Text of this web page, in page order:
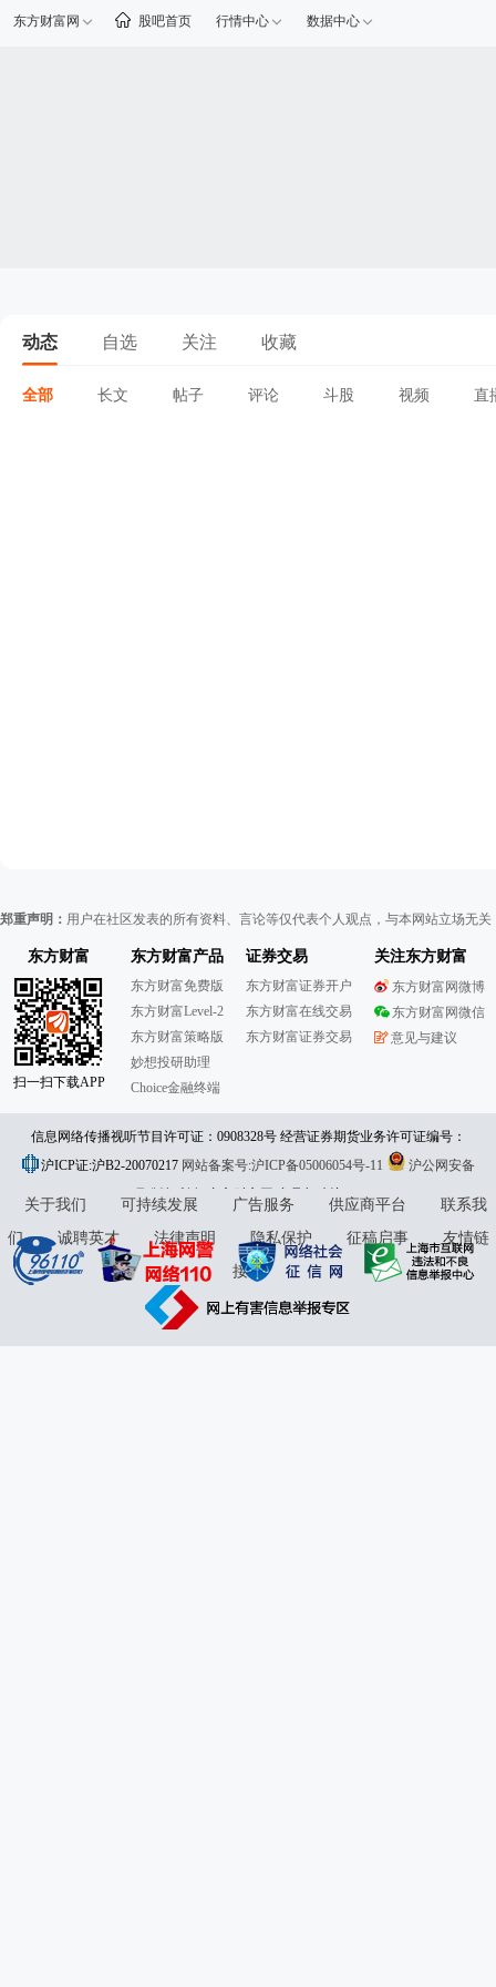
东方财富网 股吧首页 行情中心 数据中心
动态 自选 关注 收藏
全部 长文 帖子 评论 斗股 视频 直
郑重声明： 用户在社区发表的所有资料、言论等仅代表个人观点，与本网站立场无
东方财富
扫一扫下载APP
东方财富产品
东方财富免费版
东方财富Level-2
东方财富策略版
妙想投研助理
Choice金融终端
证券交易
东方财富证券开户
东方财富在线交易
东方财富证券交易
关注东方财富
东方财富网微博
东方财富网微信
意见与建议
信息网络传播视听节目许可证：0908328号 经营证券期货业务许可证编号：
913101046312860336 违法和不良信息举报:021-61278686 举报邮箱：
jubao@eastmoney.com
沪ICP证:沪B2-20070217 网站备案号:沪ICP备05006054号-11
沪公网安备
31010402000120号版权所有:东方财富网意见与建议:4000300059/952500
关于我们 可持续发展 广告服务 供应商平台
联系我
们
诚聘英才 法律声明 隐私保护 征稿启事
友情链
接